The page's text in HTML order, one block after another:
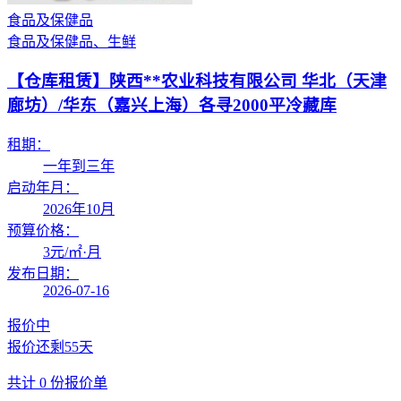
食品及保健品
食品及保健品、生鲜
【仓库租赁】
陕西**农业科技有限公司 华北（天津
廊坊）/华东（嘉兴上海）各寻2000平冷藏库
租期：
一年到三年
启动年月：
2026年10月
预算价格：
3元/㎡·月
发布日期：
2026-07-16
报价中
报价还剩 55天
共计 0 份报价单